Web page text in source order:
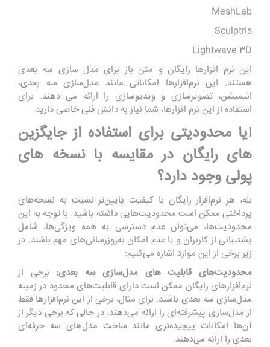
MeshLab
Sculptris
Lightwave 3D
این نرم افزارها رایگان و متن باز برای مدل سازی سه بعدی
هستند. این نرم‌افزارها امکاناتی مانند مدل‌سازی سه بعدی،
انیمیشن، تصویرسازی و ویدیوسازی را ارائه می دهند. برای
استفاده از این نرم افزارها، شما نیاز به دانش فنی خاصی دارید.
آیا محدودیتی برای استفاده از جایگزین
های رایگان در مقایسه با نسخه های
پولی وجود دارد؟
بله، هر نرم‌افزار رایگان با کیفیت پایین‌تر نسبت به نسخه‌های
پرداختی ممکن است محدودیت‌هایی داشته باشید. با توجه به این
محدودیت‌ها، می‌توان عدم دسترسی به همه ویژگی‌ها، شامل
پشتیبانی از کاربران و یا عدم امکان به‌روزرسانی‌های مهم باشند. در
زیر برخی از این موارد اشاره می‌کنیم:
محدودیت‌های قابلیت ‌های مدل‌سازی سه بعدی: برخی از
نرم‌افزارهای رایگان ممکن است دارای قابلیت‌های محدود در زمینه
مدل‌سازی سه بعدی باشند. برای مثال، برخی از این نرم‌افزارها فقط
از مدل‌سازی پیشرفته‌ای را ارائه می‌دهند، در حالی که برخی دیگر از
آن‌ها امکانات پیچیده‌تری مانند ساخت مدل‌های سه حرفه‌ای
بعدی را ارائه می‌دهند.